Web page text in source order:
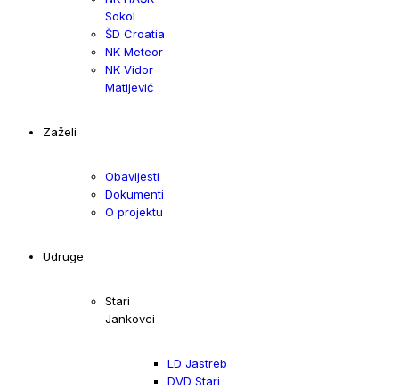
Sokol
ŠD Croatia
NK Meteor
NK Vidor
Matijević
Zaželi
Obavijesti
Dokumenti
O projektu
Udruge
Stari
Jankovci
LD Jastreb
DVD Stari